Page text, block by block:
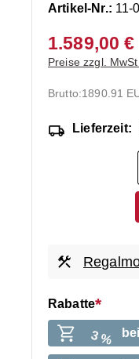
Artikel-Nr.: 11-
1.589,00 €
Preise zzgl.
Brutto:1890.91
Lieferzeit:
Rabatte
3 %